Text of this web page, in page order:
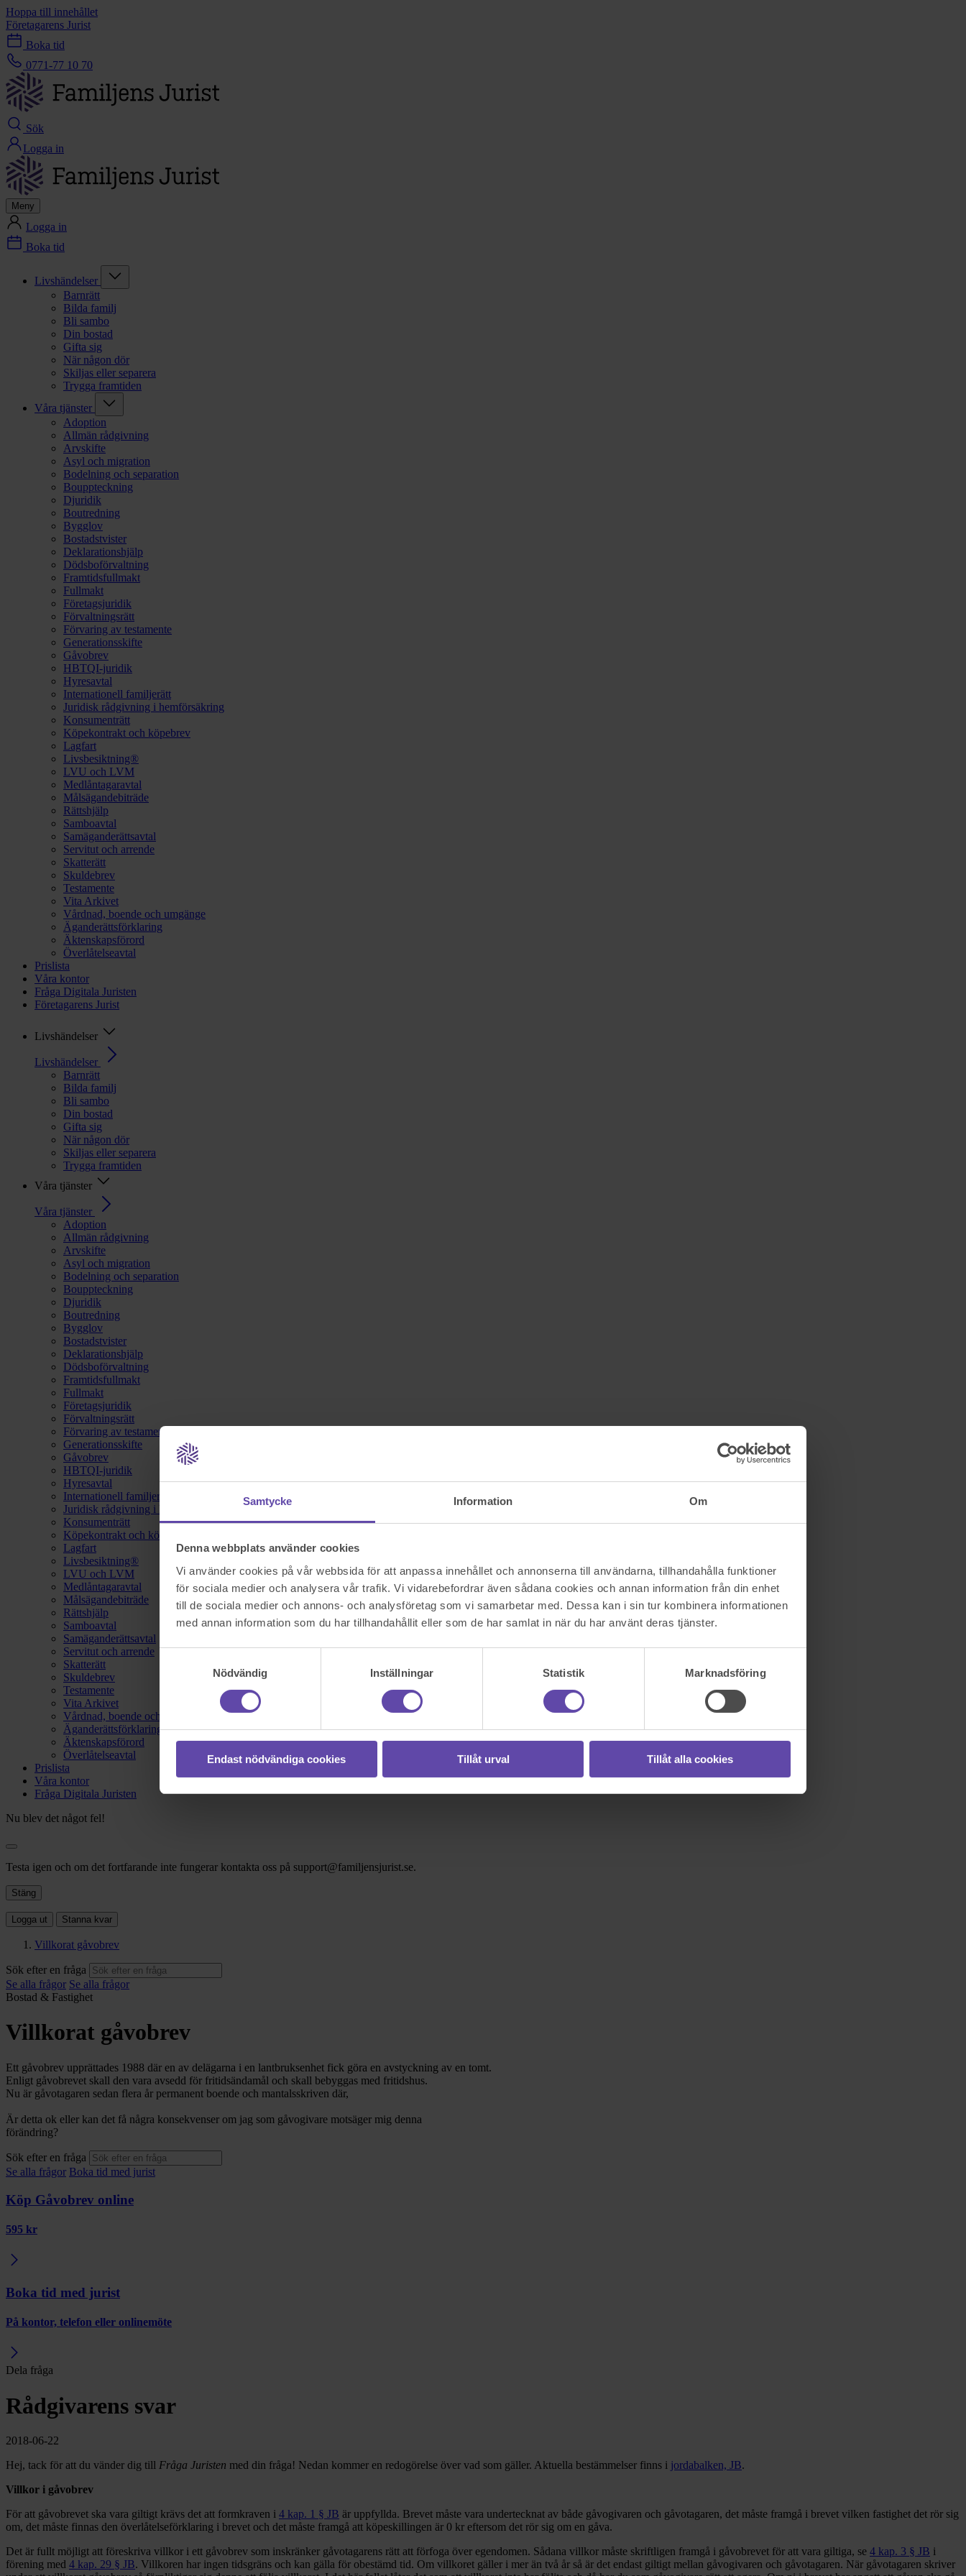
Samtycke Information Om
Denna webbplats använder cookies
Vi använder cookies på vår webbsida för att anpassa innehållet och annonserna till användarna, tillhandahålla funktioner
för sociala medier och analysera vår trafik. Vi vidarebefordrar även sådana cookies och annan information från din enhet
till de sociala medier och annons- och analysföretag som vi samarbetar med. Dessa kan i sin tur kombinera informationen
med annan information som du har tillhandahållit eller som de har samlat in när du har använt deras tjänster.
Nödvändig
Inställningar Statistik Marknadsföring
Endast nödvändiga cookies Tillåt urval Tillåt alla cookies
Hoppa till innehållet
Företagarens Jurist
Boka tid
0771-77 10 70
Sök
Logga in
Meny
Logga in
Boka tid
Livshändelser
Barnrätt
Bilda familj
Bli sambo
Din bostad
Gifta sig
När någon dör
Skiljas eller separera
Trygga framtiden
Våra tjänster
Adoption
Allmän rådgivning
Arvskifte
Asyl och migration
Bodelning och separation
Bouppteckning
Djuridik
Boutredning
Bygglov
Bostadstvister
Deklarationshjälp
Dödsboförvaltning
Framtidsfullmakt
Fullmakt
Företagsjuridik
Förvaltningsrätt
Förvaring av testamente
Generationsskifte
Gåvobrev
HBTQI-juridik
Hyresavtal
Internationell familjerätt
Juridisk rådgivning i hemförsäkring
Konsumenträtt
Köpekontrakt och köpebrev
Lagfart
Livsbesiktning®
LVU och LVM
Medlåntagaravtal
Målsägandebiträde
Rättshjälp
Samboavtal
Samäganderättsavtal
Servitut och arrende
Skatterätt
Skuldebrev
Testamente
Vita Arkivet
Vårdnad, boende och umgänge
Äganderättsförklaring
Äktenskapsförord
Överlåtelseavtal
Prislista
Våra kontor
Fråga Digitala Juristen
Företagarens Jurist
Livshändelser
Livshändelser
Barnrätt
Bilda familj
Bli sambo
Din bostad
Gifta sig
När någon dör
Skiljas eller separera
Trygga framtiden
Våra tjänster
Våra tjänster
Adoption
Allmän rådgivning
Arvskifte
Asyl och migration
Bodelning och separation
Bouppteckning
Djuridik
Boutredning
Bygglov
Bostadstvister
Deklarationshjälp
Dödsboförvaltning
Framtidsfullmakt
Fullmakt
Företagsjuridik
Förvaltningsrätt
Förvaring av testamente
Generationsskifte
Gåvobrev
HBTQI-juridik
Hyresavtal
Internationell familjerätt
Juridisk rådgivning i hemförsäkring
Konsumenträtt
Köpekontrakt och köpebrev
Lagfart
Livsbesiktning®
LVU och LVM
Medlåntagaravtal
Målsägandebiträde
Rättshjälp
Samboavtal
Samäganderättsavtal
Servitut och arrende
Skatterätt
Skuldebrev
Testamente
Vita Arkivet
Vårdnad, boende och umgänge
Äganderättsförklaring
Äktenskapsförord
Överlåtelseavtal
Prislista
Våra kontor
Fråga Digitala Juristen
Nu blev det något fel!
Testa igen och om det fortfarande inte fungerar kontakta oss på support@familjensjurist.se.
Stäng
Logga ut Stanna kvar
Villkorat gåvobrev
Sök efter en fråga
Se alla frågor Se alla frågor
Bostad & Fastighet
Villkorat gåvobrev
Ett gåvobrev upprättades 1988 där en av delägarna i en lantbruksenhet fick göra en avstyckning av en tomt.
Enligt gåvobrevet skall den vara avsedd för fritidsändamål och skall bebyggas med fritidshus.
Nu är gåvotagaren sedan flera år permanent boende och mantalsskriven där,
Är detta ok eller kan det få några konsekvenser om jag som gåvogivare motsäger mig denna
förändring?
Sök efter en fråga
Se alla frågor Boka tid med jurist
Köp Gåvobrev online
595 kr
Boka tid med jurist
På kontor, telefon eller onlinemöte
Dela fråga
Rådgivarens svar
2018-06-22
Hej, tack för att du vänder dig till Fråga Juristen med din fråga! Nedan kommer en redogörelse över vad som gäller. Aktuella bestämmelser finns i jordabalken, JB.
Villkor i gåvobrev
För att gåvobrevet ska vara giltigt krävs det att formkraven i 4 kap. 1 § JB är uppfyllda. Brevet måste vara undertecknat av både gåvogivaren och gåvotagaren, det måste framgå i brevet vilken fastighet det rör sig
om, det måste finnas den överlåtelseförklaring i brevet och det måste framgå att köpeskillingen är 0 kr eftersom det rör sig om en gåva.
Det är fullt möjligt att föreskriva villkor i ett gåvobrev som inskränker gåvotagarens rätt att förfoga över egendomen. Sådana villkor måste skriftligen framgå i gåvobrevet för att vara giltiga, se 4 kap. 3 § JB i
förening med 4 kap. 29 § JB. Villkoren har ingen tidsgräns och kan gälla för obestämd tid. Om villkoret gäller i mer än två år så är det endast giltigt mellan gåvogivaren och gåvotagaren. När gåvotagaren skriver